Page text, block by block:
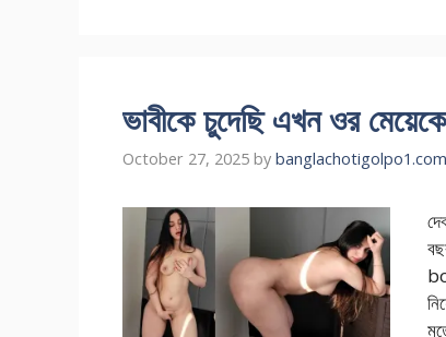
ভাবীকে চুদেছি এখন ওর
October 27, 2025 by banglachotigolpo1.com